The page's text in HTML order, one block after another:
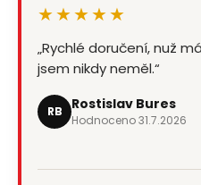
★★★★★
„Rychlé doručení, nuž
jsem nikdy neměl.“
RB Rostislav Bures
Hodnoceno 31.7.2026